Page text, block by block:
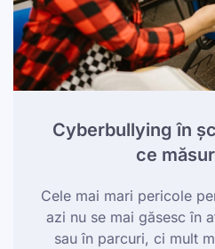
Cyberbullying în
ce
Cele mai mari pericole
azi nu se mai găsesc în
sau în parcuri, ci mult